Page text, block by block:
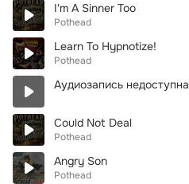
I'm A Sinner Too
Pothead
Learn To Hypnotize!
Pothead
Аудиозапись недоступна
Could Not Deal
Pothead
Angry Son
Pothead